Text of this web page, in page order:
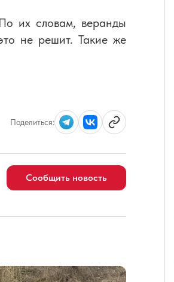
их словам, веранды
не решит. Такие же
Поделиться:
Сообщить новость